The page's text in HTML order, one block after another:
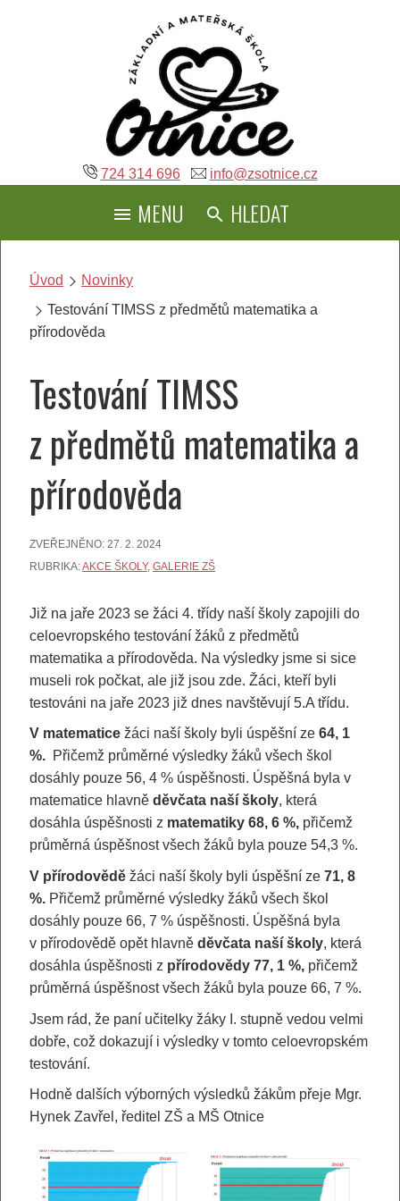
724 314 696 info@zsotnice.cz
MENU HLEDAT
Úvod
Novinky
Testování TIMSS z předmětů matematika a
přírodověda
Testování TIMSS
z předmětů matematika a
přírodověda
ZVEŘEJNĚNO: 27. 2. 2024
RUBRIKA:AKCE ŠKOLY, GALERIE ZŠ
Již na jaře 2023 se žáci 4. třídy naší školy zapojili do
celoevropského testování žáků z předmětů
matematika a přírodověda. Na výsledky jsme si sice
museli rok počkat, ale již jsou zde. Žáci, kteří byli
testováni na jaře 2023 již dnes navštěvují 5.A třídu.
V matematice žáci naší školy byli úspěšní ze 64, 1
%. Přičemž průměrné výsledky žáků všech škol
dosáhly pouze 56, 4 % úspěšnosti. Úspěšná byla v
matematice hlavně děvčata naší školy, která
dosáhla úspěšnosti z matematiky 68, 6 %, přičemž
průměrná úspěšnost všech žáků byla pouze 54,3 %.
V přírodovědě žáci naší školy byli úspěšní ze 71, 8
%. Přičemž průměrné výsledky žáků všech škol
dosáhly pouze 66, 7 % úspěšnosti. Úspěšná byla
v přírodovědě opět hlavně děvčata naší školy, která
dosáhla úspěšnosti z přírodovědy 77, 1 %, přičemž
průměrná úspěšnost všech žáků byla pouze 66, 7 %.
Jsem rád, že paní učitelky žáky I. stupně vedou velmi
dobře, což dokazují i výsledky v tomto celoevropském
testování.
Hodně dalších výborných výsledků žákům přeje Mgr.
Hynek Zavřel, ředitel ZŠ a MŠ Otnice